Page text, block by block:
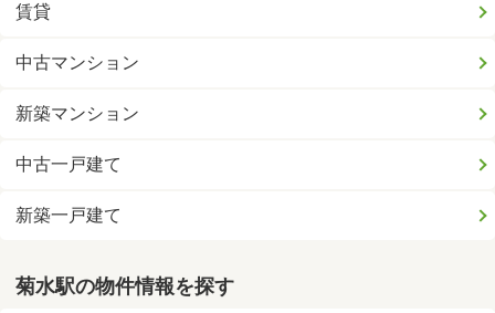
賃貸
中古マンション
新築マンション
中古一戸建て
新築一戸建て
菊水駅の物件情報を探す